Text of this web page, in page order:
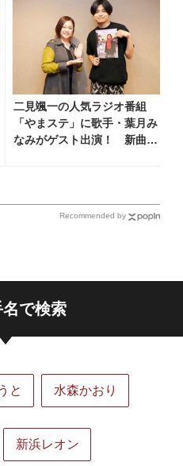
二見颯一の人気ラジオ番組
「やまステ」に歌手・葉月み
なみがゲスト出演！ 新曲
Recommended by
で検索
と 水森かおり
新浜レオン